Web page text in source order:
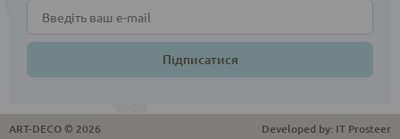
Підписатися
ART-DECO © 2026 Developed by: IT Prosteer